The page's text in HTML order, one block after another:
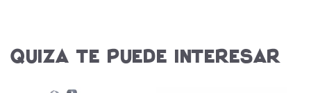
Quiza te puede interesar